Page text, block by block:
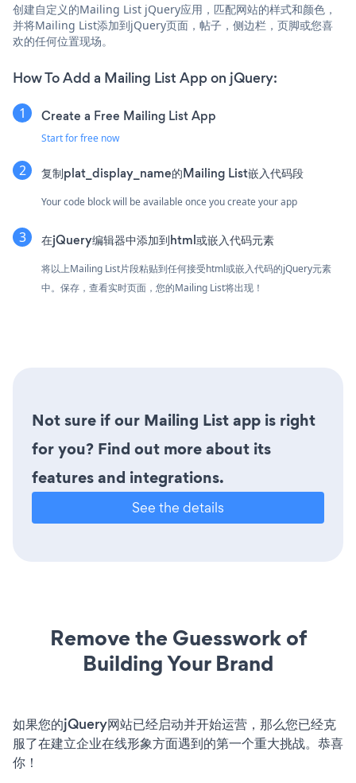
创建自定义的Mailing List jQuery应用，匹配网站的样式和颜色，
并将Mailing List添加到jQuery页面，帖子，侧边栏，页脚或您喜
欢的任何位置现场。
How To Add a Mailing List App on jQuery:
Create a Free Mailing List App
Start for free now
复制plat_display_name的Mailing List嵌入代码段
Your code block will be available once you create your app
在jQuery编辑器中添加到html或嵌入代码元素
将以上Mailing List片段粘贴到任何接受html或嵌入代码的jQuery元素
中。保存，查看实时页面，您的Mailing List将出现！
Not sure if our Mailing List app is right
for you? Find out more about its
features and integrations.
See the details
Remove the Guesswork of
Building Your Brand
如果您的jQuery网站已经启动并开始运营，那么您已经克
服了在建立企业在线形象方面遇到的第一个重大挑战。恭喜
你！